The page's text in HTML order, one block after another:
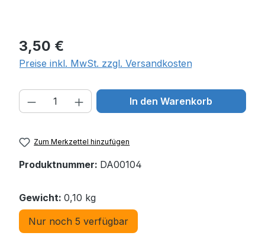
Regulärer Preis:
3,50 €
Preise inkl. MwSt. zzgl. Versandkosten
Produkt Anzahl: Gib den
In den Warenkorb
Zum Merkzettel hinzufügen
Produktnummer: DA00104
Gewicht: 0,10 kg
Nur noch 5 verfügbar